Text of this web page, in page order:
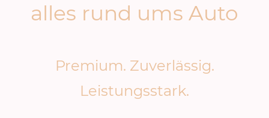
alles rund ums Auto
Premium. Zuverlässig.
Leistungsstark.